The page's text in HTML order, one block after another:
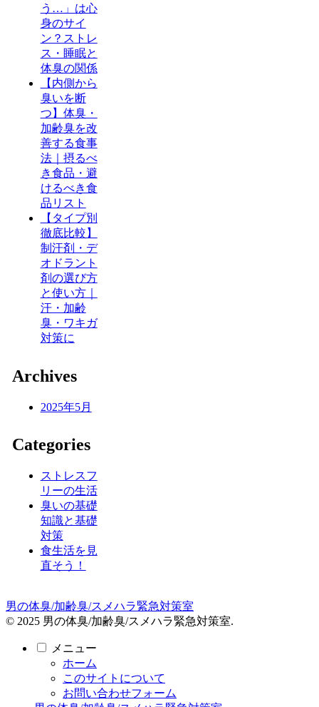
う…」は心
身のサイ
ン？ストレ
ス・睡眠と
体臭の関係
【内側から
臭いを断
つ】体臭・
加齢臭を改
善する食事
法｜摂るべ
き食品・避
けるべき食
品リスト
【タイプ別
徹底比較】
制汗剤・デ
オドラント
剤の選び方
と使い方｜
汗・加齢
臭・ワキガ
対策に
Archives
2025年5月
Categories
ストレスフ
リーの生活
臭いの基礎
知識と基礎
対策
食生活を見
直そう！
男の体臭/加齢臭/スメハラ緊急対策室
© 2025 男の体臭/加齢臭/スメハラ緊急対策室.
メニュー
ホーム
このサイトについて
お問い合わせフォーム